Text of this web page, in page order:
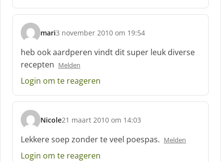
f
mari
s
c
h
r
e
f
3 november 2010 om 19:54
heb ook aardperen vindt dit super leuk diverse
recepten Melden
Login om te reageren
Nicole
s
c
h
r
21 maart 2010 om 14:03
Lekkere soep zonder te veel poespas. Melden
Login om te reageren